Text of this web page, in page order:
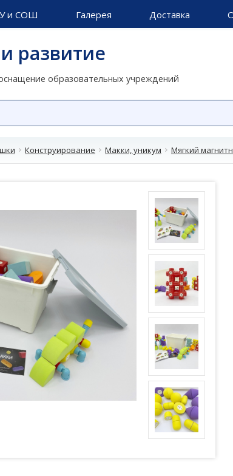
и СОШ Галерея Доставка
развитие
образовательных учреждений
Конструирование Макки, уникум Мягкий